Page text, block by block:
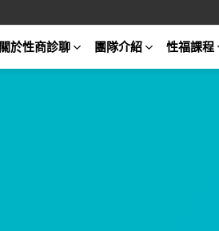
關於性商診聊 團隊介紹 性福課程